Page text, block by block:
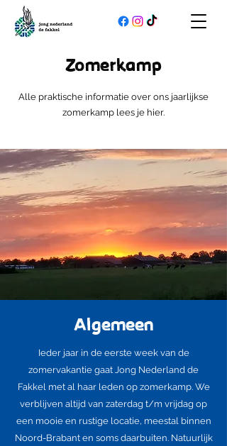
Zomerkamp
Alle praktische informatie over ons jaarlijkse
zomerkamp lees je hier.
Algemeen
Ieder jaar in de eerste week van de
zomervakantie gaat Jong Nederland de
Fakkel met al haar leden op zomerkamp. We
verblijven altijd van zaterdag t/m vrijdag op
een mooie en rustige locatie, meestal binnen
Noord-Brabant en soms daarbuiten. Natuurlijk